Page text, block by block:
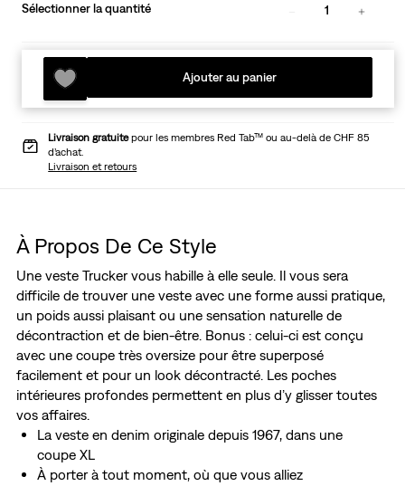
Sélectionner la quantité 1
Ajouter au panier
Livraison gratuitepour les membres Red Tab™ ou au-delà de CHF 85
d’achat.
Livraison et retours
À Propos De Ce Style
Une veste Trucker vous habille à elle seule. Il vous sera
difficile de trouver une veste avec une forme aussi pratique,
un poids aussi plaisant ou une sensation naturelle de
décontraction et de bien-être. Bonus : celui-ci est conçu
avec une coupe très oversize pour être superposé
facilement et pour un look décontracté. Les poches
intérieures profondes permettent en plus d’y glisser toutes
vos affaires.
La veste en denim originale depuis 1967, dans une
coupe XL
À porter à tout moment, où que vous alliez